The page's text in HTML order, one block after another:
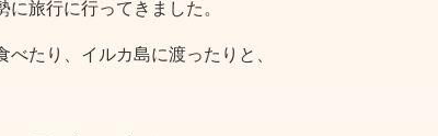
旅行に行ってきました。
たり、イルカ島に渡ったりと、